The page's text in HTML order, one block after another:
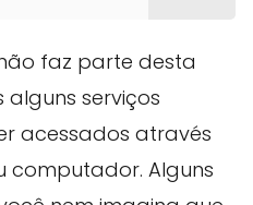
faz parte desta
serviços
acessados através
computador. Alguns